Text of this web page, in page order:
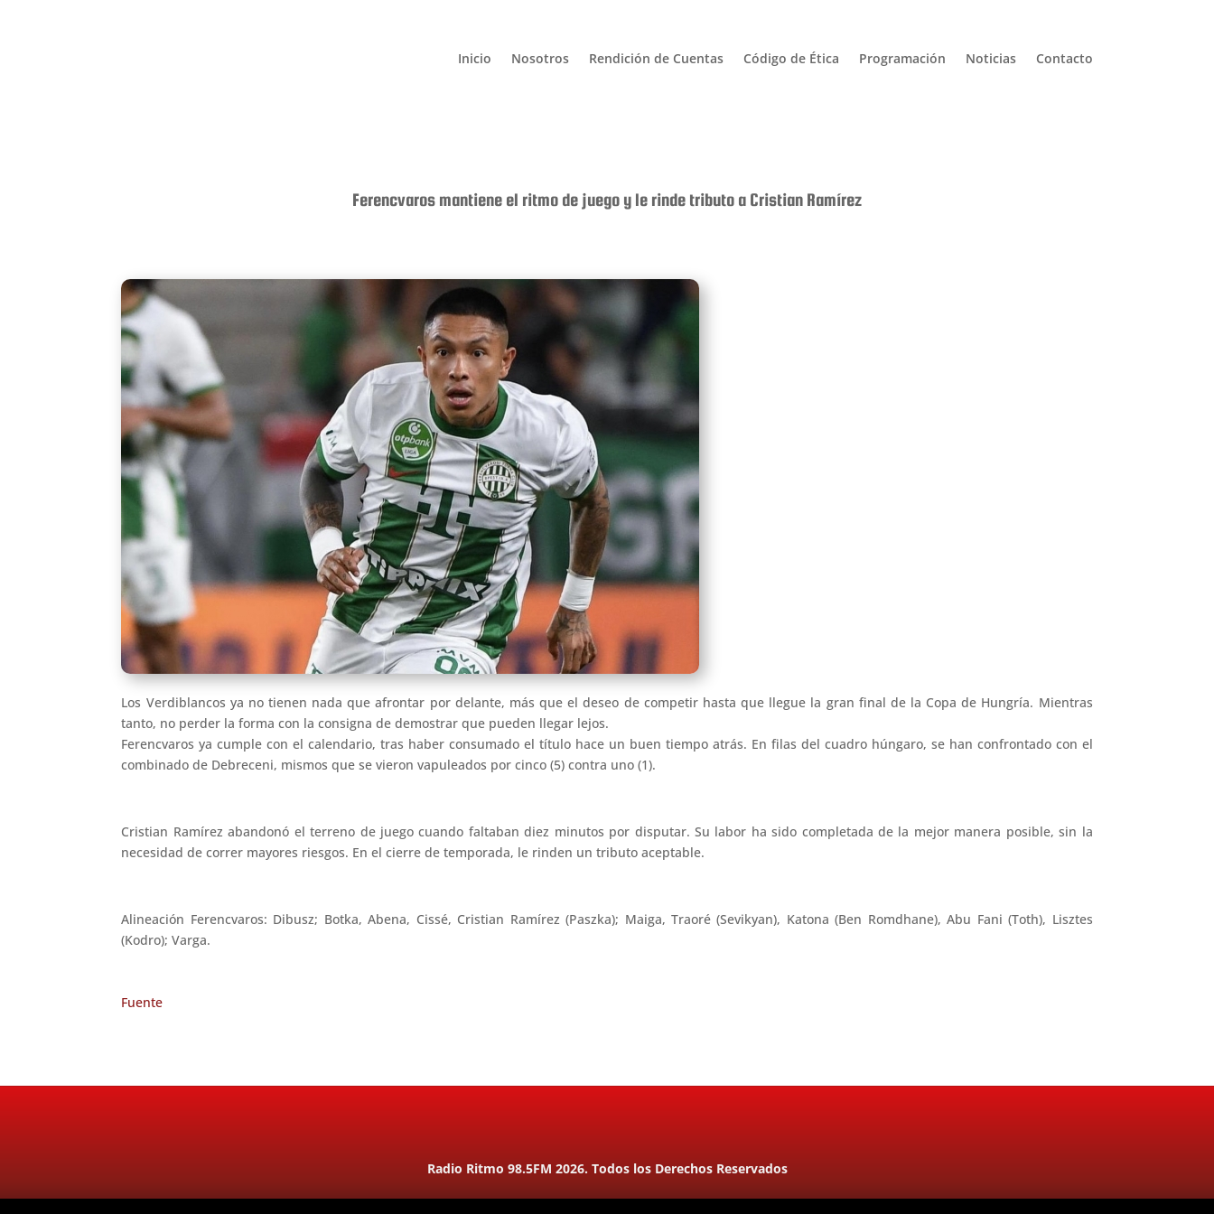
Inicio Nosotros Rendición de Cuentas Código de Ética Programación Noticias Contacto
Ferencvaros mantiene el ritmo de juego y le rinde tributo a Cristian Ramírez
Los Verdiblancos ya no tienen nada que afrontar por delante, más que el deseo de competir hasta que llegue la gran final de la Copa de Hungría. Mientras
tanto, no perder la forma con la consigna de demostrar que pueden llegar lejos.
Ferencvaros ya cumple con el calendario, tras haber consumado el título hace un buen tiempo atrás. En filas del cuadro húngaro, se han confrontado con el
combinado de Debreceni, mismos que se vieron vapuleados por cinco (5) contra uno (1).
Cristian Ramírez abandonó el terreno de juego cuando faltaban diez minutos por disputar. Su labor ha sido completada de la mejor manera posible, sin la
necesidad de correr mayores riesgos. En el cierre de temporada, le rinden un tributo aceptable.
Alineación Ferencvaros: Dibusz; Botka, Abena, Cissé, Cristian Ramírez (Paszka); Maiga, Traoré (Sevikyan), Katona (Ben Romdhane), Abu Fani (Toth), Lisztes
(Kodro); Varga.
Fuente
Radio Ritmo 98.5FM 2026. Todos los Derechos Reservados